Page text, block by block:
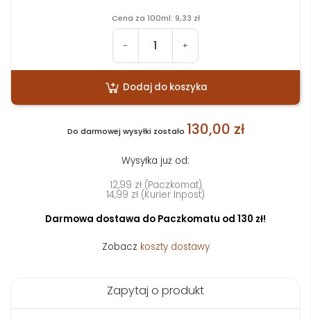
Cena za 100ml: 9,33 zł
- +
Dodaj do koszyka
Do darmowej wysyłki zostało 130,00 zł
Wysyłka już od:
12,99 zł (Paczkomat)
14,99 zł (Kurier Inpost)
Darmowa dostawa do Paczkomatu od 130 zł!
Zobacz koszty dostawy
Zapytaj o produkt